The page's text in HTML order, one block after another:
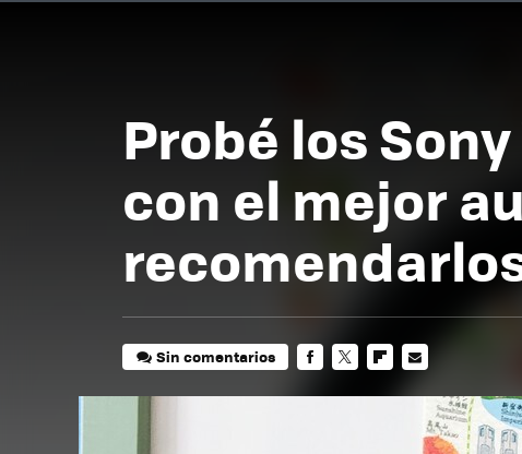
Probé los
con el mejor
Sin comentarios